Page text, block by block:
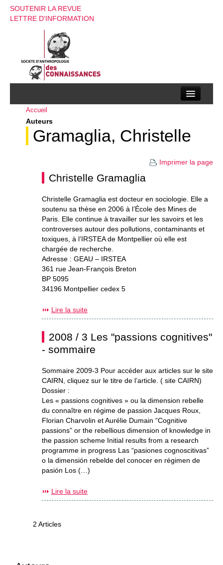
SOUTENIR LA REVUE
LETTRE D'INFORMATION
La société d’anthropologie des connaissances
La revue
Evenements
Accueil
Auteurs
Gramaglia, Christelle
Imprimer la page
Christelle Gramaglia
Christelle Gramaglia est docteur en sociologie. Elle a
soutenu sa thèse en 2006 à l’École des Mines de
Paris. Elle continue à travailler sur les savoirs et les
controverses autour des pollutions, contaminants et
toxiques, à l’IRSTEA de Montpellier où elle est
chargée de recherche.
Adresse : GEAU – IRSTEA
361 rue Jean-François Breton
BP 5095
34196 Montpellier cedex 5
Lire la suite
2008 / 3 Les "passions cognitives"
- sommaire
Sommaire 2009-3 Pour accéder aux articles sur le site
CAIRN, cliquez sur le titre de l’article. ( site CAIRN)
Dossier :
Les « passions cognitives » ou la dimension rebelle
du connaître en régime de passion Jacques Roux,
Florian Charvolin et Aurélie Dumain “Cognitive
passions” or the rebellious dimension of knowledge in
the passion scheme Initial results from a research
programme in progress Las “pasiones cognoscitivas”
o la dimensión rebelde del conocer en régimen de
pasión Los (…)
Lire la suite
2 Articles